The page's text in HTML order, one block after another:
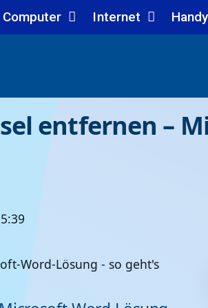
Computer Internet Handy
entfernen –